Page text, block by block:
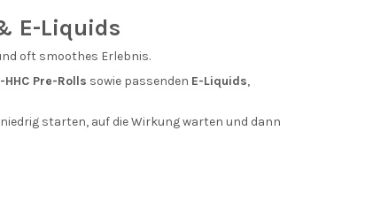
E-Liquids
oft smoothes Erlebnis.
HHC Pre-Rolls sowie passenden E-Liquids,
starten, auf die Wirkung warten und dann